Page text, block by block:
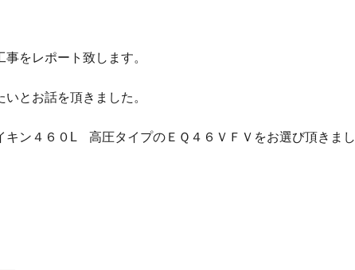
をレポート致します。
とお話を頂きました。
ン４６０L 高圧タイプのＥＱ４６ＶＦＶをお選び頂きまし